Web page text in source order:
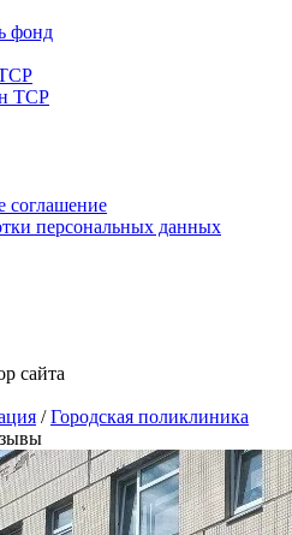
фонд
ТСР
соглашение
персональных данных
сайта
/Городская поликлиника